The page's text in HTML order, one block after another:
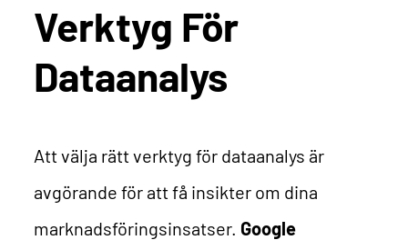
Verktyg För
Dataanalys
Att välja rätt verktyg för dataanalys är
avgörande för att få insikter om dina
marknadsföringsinsatser. Google